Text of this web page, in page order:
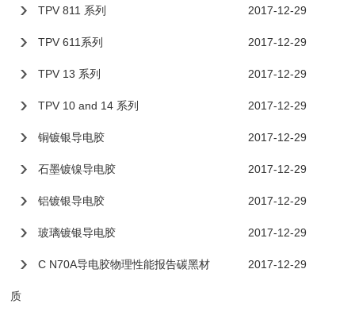
TPV 811 系列 2017-12-29
TPV 611系列 2017-12-29
TPV 13 系列 2017-12-29
TPV 10 and 14 系列 2017-12-29
铜镀银导电胶 2017-12-29
石墨镀镍导电胶 2017-12-29
铝镀银导电胶 2017-12-29
玻璃镀银导电胶 2017-12-29
C N70A导电胶物理性能报告碳黑材
质
2017-12-29